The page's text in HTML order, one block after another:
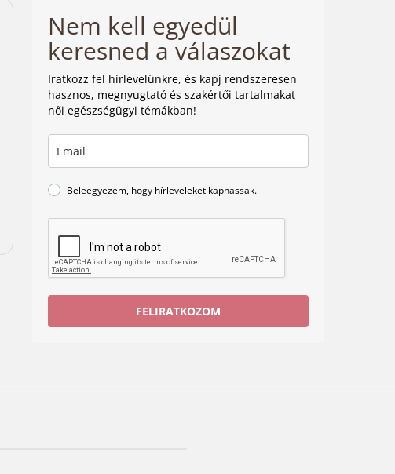
Nem kell egyedül
keresned a válaszokat
Iratkozz fel hírlevelünkre, és kapj rendszeresen
hasznos, megnyugtató és szakértői tartalmakat
női egészségügyi témákban!
Beleegyezem, hogy hírleveleket kaphassak.
FELIRATKOZOM